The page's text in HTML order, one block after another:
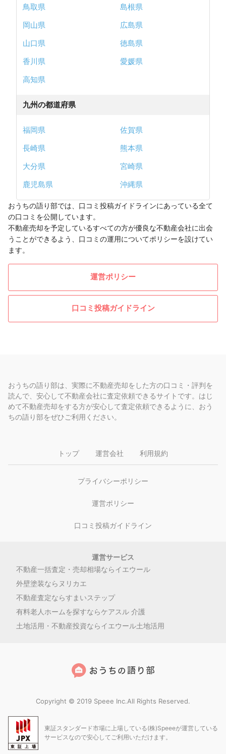
鳥取県
島根県
岡山県
広島県
山口県
徳島県
香川県
愛媛県
高知県
九州の都道府県
福岡県
佐賀県
長崎県
熊本県
大分県
宮崎県
鹿児島県
沖縄県
おうちの語り部では、口コミ投稿ガイドラインにあっている全て
の口コミを公開しています。
不動産売却を予定しているすべての方が優良な不動産会社に出会
うことができるよう、口コミの運用についてポリシーを設けてい
ます。
運営ポリシー
口コミ投稿ガイドライン
おうちの語り部は、実際に不動産売却をした方の口コミ・評判を
読んで、安心して不動産会社に査定依頼できるサイトです。はじ
めて不動産売却をする方が安心して査定依頼できるように、おう
ちの語り部をぜひご利用ください。
トップ 運営会社 利用規約
プライバシーポリシー
運営ポリシー
口コミ投稿ガイドライン
運営サービス
不動産一括査定・売却相場ならイエウール
外壁塗装ならヌリカエ
不動産査定ならすまいステップ
有料老人ホームを探すならケアスル 介護
土地活用・不動産投資ならイエウール土地活用
Copyright © 2019 Speee Inc.All Rights Reserved.
東証スタンダード市場に上場している(株)Speeeが運営している
サービスなので安心してご利用いただけます。